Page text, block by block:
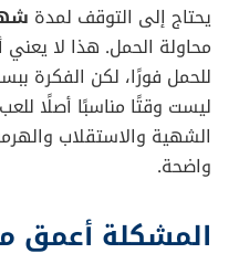
يحتاج إلى التوقف لمدة
محاولة الحمل. هذا لا
للحمل فورًا، لكن الفكرة
ليست وقتًا مناسبًا أصلًا
الشهية والاستقلاب
واضحة.
المشكلة أعمق